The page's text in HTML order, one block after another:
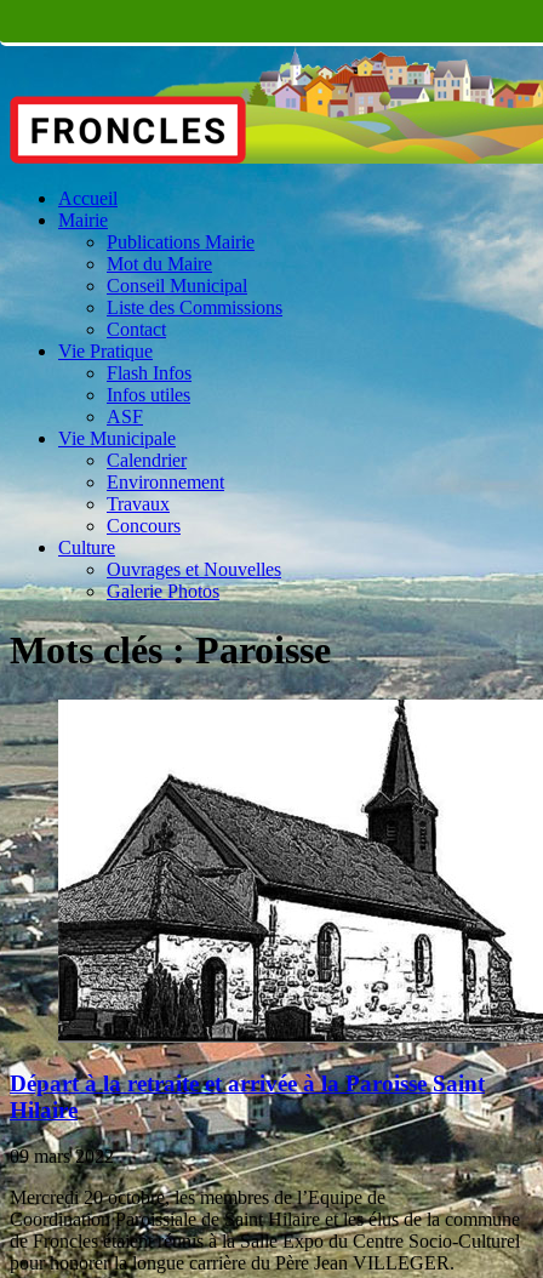
Accueil
Mairie
Publications Mairie
Mot du Maire
Conseil Municipal
Liste des Commissions
Contact
Vie Pratique
Flash Infos
Infos utiles
ASF
Vie Municipale
Calendrier
Environnement
Travaux
Concours
Culture
Ouvrages et Nouvelles
Galerie Photos
Mots clés : Paroisse
Départ à la retraite et arrivée à la Paroisse Saint
Hilaire
09 mars 2022
Mercredi 20 octobre, les membres de l’Equipe de
Coordination Paroissiale de Saint Hilaire et les élus de la commune
de Froncles étaient réunis à la Salle Expo du Centre Socio-Culturel
pour honorer la longue carrière du Père Jean VILLEGER.